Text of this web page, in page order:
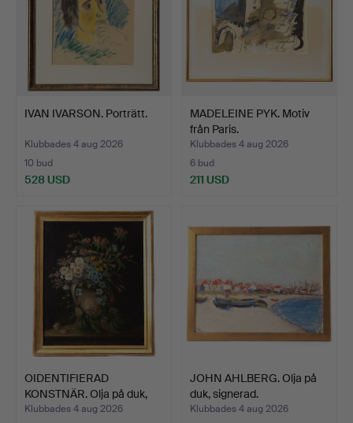
IVAN IVARSON. Porträtt.
Klubbades 4 aug 2026
10 bud
528 USD
MADELEINE PYK. Motiv
från Paris.
Klubbades 4 aug 2026
6 bud
211 USD
OIDENTIFIERAD
KONSTNÄR. Olja på duk,
monog…
Klubbades 4 aug 2026
JOHN AHLBERG. Olja på
duk, signerad.
Klubbades 4 aug 2026